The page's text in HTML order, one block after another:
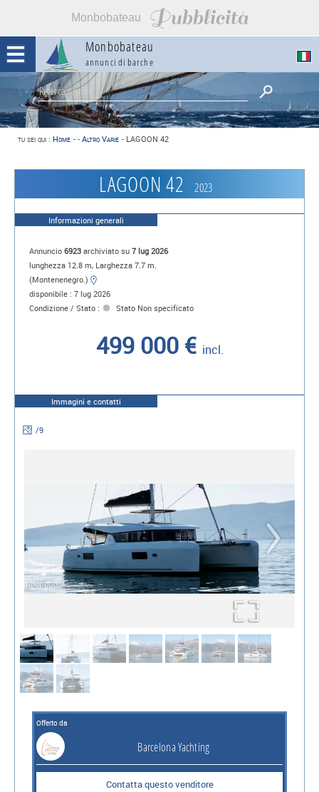
Monbobateau Pubblicità
Monbobateau
annunci di barche
tu sei qui : Home - - Altro Varie - LAGOON 42
LAGOON 42 2023
Informazioni generali
Annuncio 6923 archiviato su 7 lug 2026
lunghezza 12.8 m, Larghezza 7.7 m.
(Montenenegro.)
disponibile : 7 lug 2026
Condizione / Stato :
Stato Non specificato
499 000 € incl.
Immagini e contatti
/9
Offerto da
Barcelona Yachting
Contatta questo venditore